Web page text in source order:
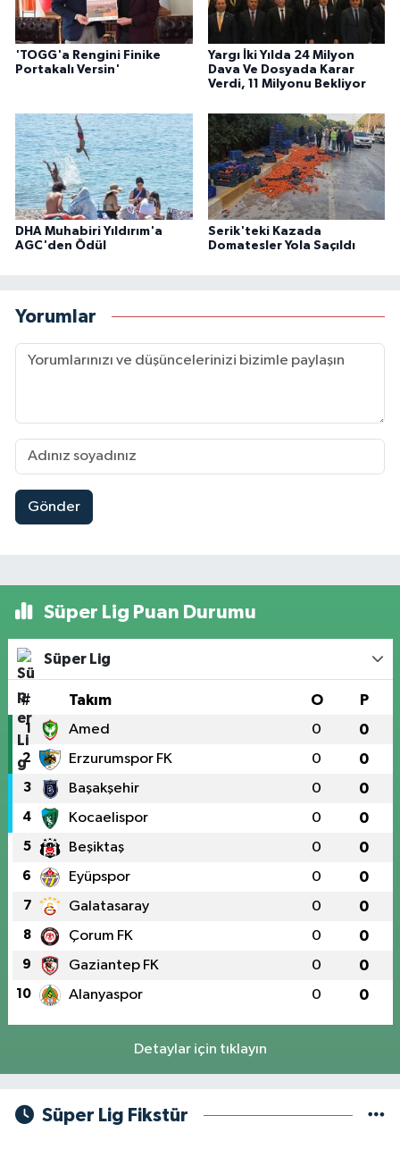
'TOGG'a Rengini Finike
Portakalı Versin'
Yargı İki Yılda 24 Milyon
Dava Ve Dosyada Karar
Verdi, 11 Milyonu Bekliyor
DHA Muhabiri Yıldırım'a
AGC'den Ödül
Serik'teki Kazada
Domatesler Yola Saçıldı
Yorumlar
Gönder
Süper Lig Puan Durumu
Süper Lig
# Takım O P
1 Amed 0 0
2 Erzurumspor FK 0 0
3 Başakşehir 0 0
4 Kocaelispor 0 0
5 Beşiktaş 0 0
6 Eyüpspor 0 0
7 Galatasaray 0 0
8 Çorum FK 0 0
9 Gaziantep FK 0 0
10 Alanyaspor 0 0
Detaylar için tıklayın
Süper Lig Fikstür